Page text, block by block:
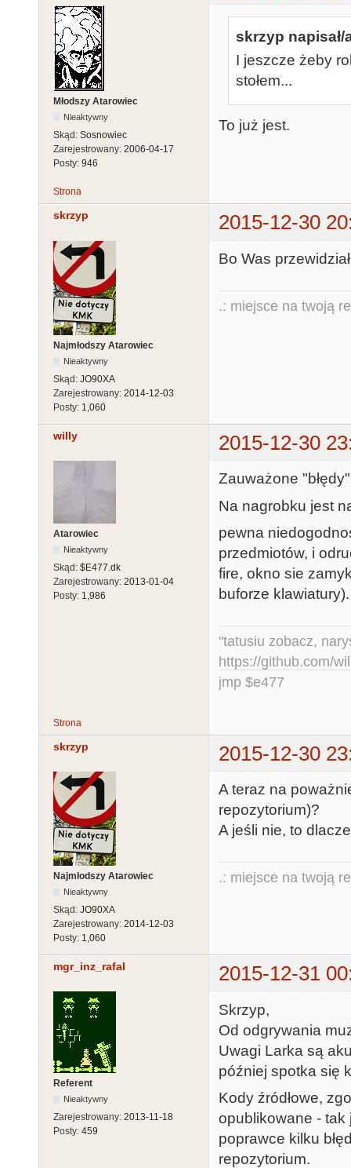
Młodszy Atarowiec
Nieaktywny
Skąd: Sosnowiec
Zarejestrowany: 2006-04-17
Posty: 946
skrzyp napisał/
I jeszcze żeby
stołem...
To już jest.
Strona
skrzyp 2015-12-30
Najmłodszy Atarowiec
Nieaktywny
Skąd: JO90XA
Zarejestrowany: 2014-12-03
Posty: 1,060
Bo Was
.: miejsce na twoją
willy 2015-12-30
Atarowiec
Nieaktywny
Skąd: $E477.dk
Zarejestrowany: 2013-01-04
Posty: 1,986
Zauważone "błędy"
Na nagrobku jest
pewna
przedmiotów, i
fire, okno sie
buforze klawiatury).
"tatusiu zobacz,
https://github.com/
jmp $e477
Strona
skrzyp 2015-12-30
Najmłodszy Atarowiec
Nieaktywny
Skąd: JO90XA
Zarejestrowany: 2014-12-03
Posty: 1,060
A teraz na
repozytorium)?
A jeśli nie, to
.: miejsce na twoją
mgr_inz_rafal 2015-12-31
Referent
Nieaktywny
Zarejestrowany: 2013-11-18
Posty: 459
Skrzyp,
Od odgrywania
Uwagi Larka są
później spotka się
Kody źródłowe,
opublikowane - tak
poprawce kilku
repozytorium.